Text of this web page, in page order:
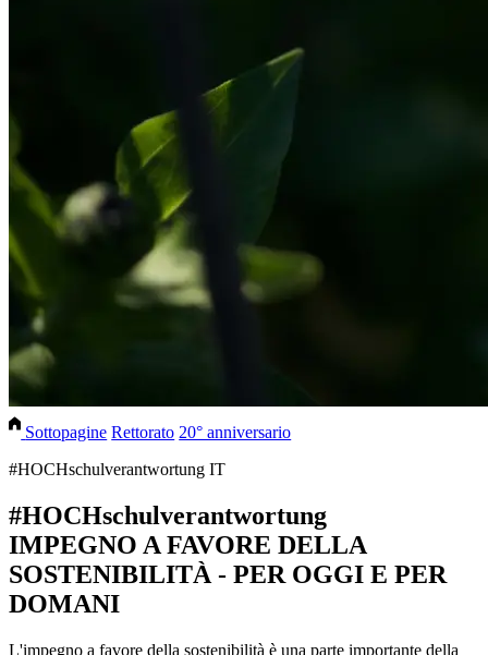
Sottopagine Rettorato 20° anniversario
#HOCHschulverantwortung IT
#HOCHschulverantwortung
IMPEGNO A FAVORE DELLA
SOSTENIBILITÀ - PER OGGI E PER
DOMANI
L'impegno a favore della sostenibilità è una parte importante della